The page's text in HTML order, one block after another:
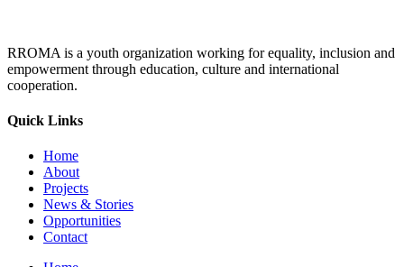
RROMA is a youth organization working for equality, inclusion and
empowerment through education, culture and international
cooperation.
Quick Links
Home
About
Projects
News & Stories
Opportunities
Contact